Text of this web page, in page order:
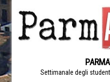
Settimanale degli